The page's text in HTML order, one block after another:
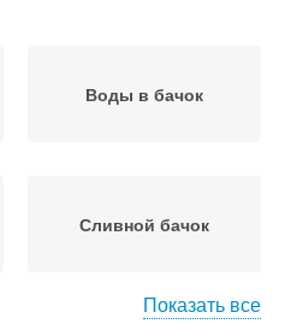
Воды в бачок
Сливной бачок
Показать все